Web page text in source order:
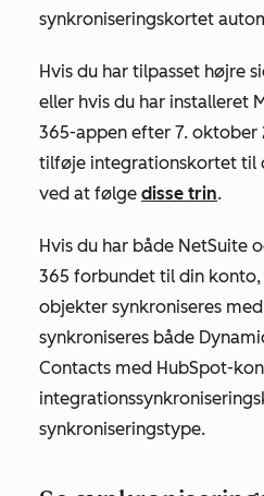
synkroniseringskortet
Hvis du har tilpasset højre
eller hvis du har installeret
365-appen efter 7. oktober
tilføje integrationskortet til
ved at følge disse trin.
Hvis du har både NetSuite
365 forbundet til din konto,
objekter synkroniseres
synkroniseres både
Contacts med HubSpot-
synkroniseringstype.